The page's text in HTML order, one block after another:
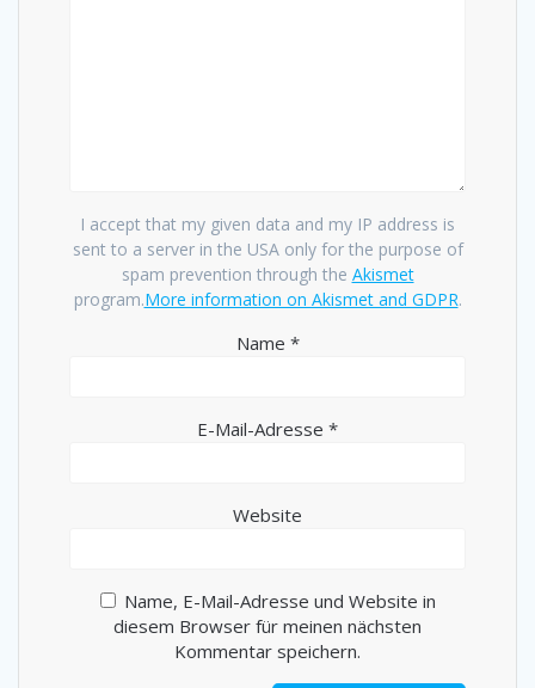
I accept that my given data and my IP address is
sent to a server in the USA only for the purpose of
spam prevention through the Akismet
program.More information on Akismet and GDPR.
Name *
E-Mail-Adresse *
Website
Name, E-Mail-Adresse und Website in
diesem Browser für meinen nächsten
Kommentar speichern.